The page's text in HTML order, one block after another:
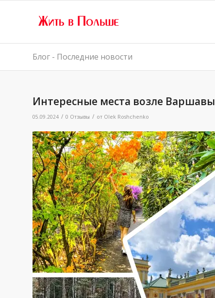
Блог - Последние новости
Интересные места возле Варшавы
05.09.2024 / 0 Отзывы / от Olek Roshchenko